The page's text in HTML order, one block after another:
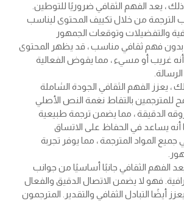
ذلك ، يعد الفهم الثقافي ضروريًا للتوطين.
الترجمة من خلال تكييف المحتوى ليناسب
والتفضيلات وتوقعات الجمهور
فهم ثقافي مناسب ، قد يظهر المحتوى
أنه غريب أو مسيء ، مما يقوض الفعالية
، يعزز الفهم الثقافي الجودة الشاملة
للمترجمين بالتقاط نغمة النص الأصلي
الدقيقة ، مما يضمن ترجمة طبيعية
يساعد في الحفاظ على الاتساق
المواد المترجمة ، مما يوفر تجربة
الفهم الثقافي جانبًا أساسيًا من جوانب
فهو لا يضمن الاتصال الدقيق والفعال
أيضًا التبادل الثقافي والتقدير. المترجمون